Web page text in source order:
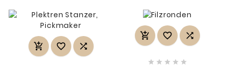
  
  
    